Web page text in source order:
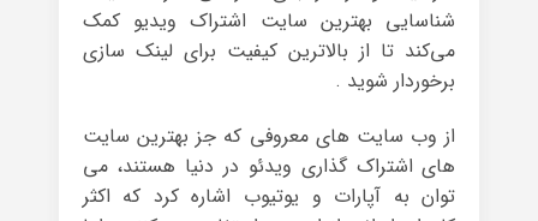
شناسایی بهترین سایت اشتراک ویدیو کمک
می‌کند تا از بالا‌ترین کیفیت برای لینک سازی
برخوردار شوید .
از وب سایت های معروفی که جز بهترین سایت
های اشتراک گذاری ویدئو در دنیا هستند، می
توان به آپارات و یوتیوب اشاره کرد که اکثر